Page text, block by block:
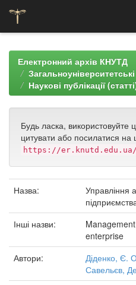
navigationЕлектронний архів КНУТД
Загальноуніверситетські
Наукові публікації
Будь ласка, використовуйте
цитувати або посилатися на
https://er.knutd.edu.ua/
Назва:
Управління
Інші назви:
enterprise
Автори:
Діденко, Є.
Савельєв,